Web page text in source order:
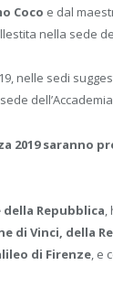
Coco e dal
nella sede
nelle sedi
2019 saranno
Repubblica,
di Vinci, della
di Firenze, e